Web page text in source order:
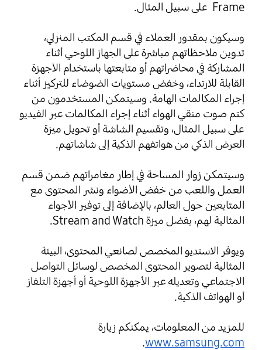
Frame على سبيل المثال.
وسيكون بمقدور العملاء في قسم المكتب المنزلي،
تدوين ملاحظاتهم مباشرة على الجهاز اللوحي أثناء
المشاركة في محاضراتهم أو متابعتها باستخدام الأجهزة
القابلة للارتداء، وخفض مستويات الضوضاء للتركيز أثناء
إجراء المكالمات الهامة. وسيتمكن المستخدمون من
كتم صوت منقي الهواء أثناء إجراء المكالمات عبر الفيديو
على سبيل المثال، وتقسيم الشاشة أو تحويل ميزة
العرض الذكي من هواتفهم الذكية إلى شاشاتهم.
وسيتمكن زوار المساحة في إطار مغامراتهم ضمن قسم
العمل واللعب من خفض الأضواء ونشر المحتوى مع
المتابعين حول العالم، بالإضافة إلى توفير الأجواء
المثالية لهم، بفضل ميزة Stream and Watch.
ويوفر الاستديو المخصص لصانعي المحتوى، البيئة
المثالية لتصوير المحتوى المخصص لوسائل التواصل
الاجتماعي وتعديله عبر الأجهزة اللوحية أو أجهزة التلفاز
أو الهواتف الذكية.
للمزيد من المعلومات، يمكنكم زيارة
www.samsung.com
.